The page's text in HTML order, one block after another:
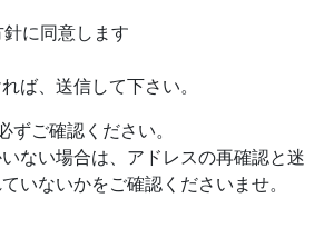
に同意します
ば、送信して下さい。
ずご確認ください。
ない場合は、アドレスの再確認と迷
いないかをご確認くださいませ。